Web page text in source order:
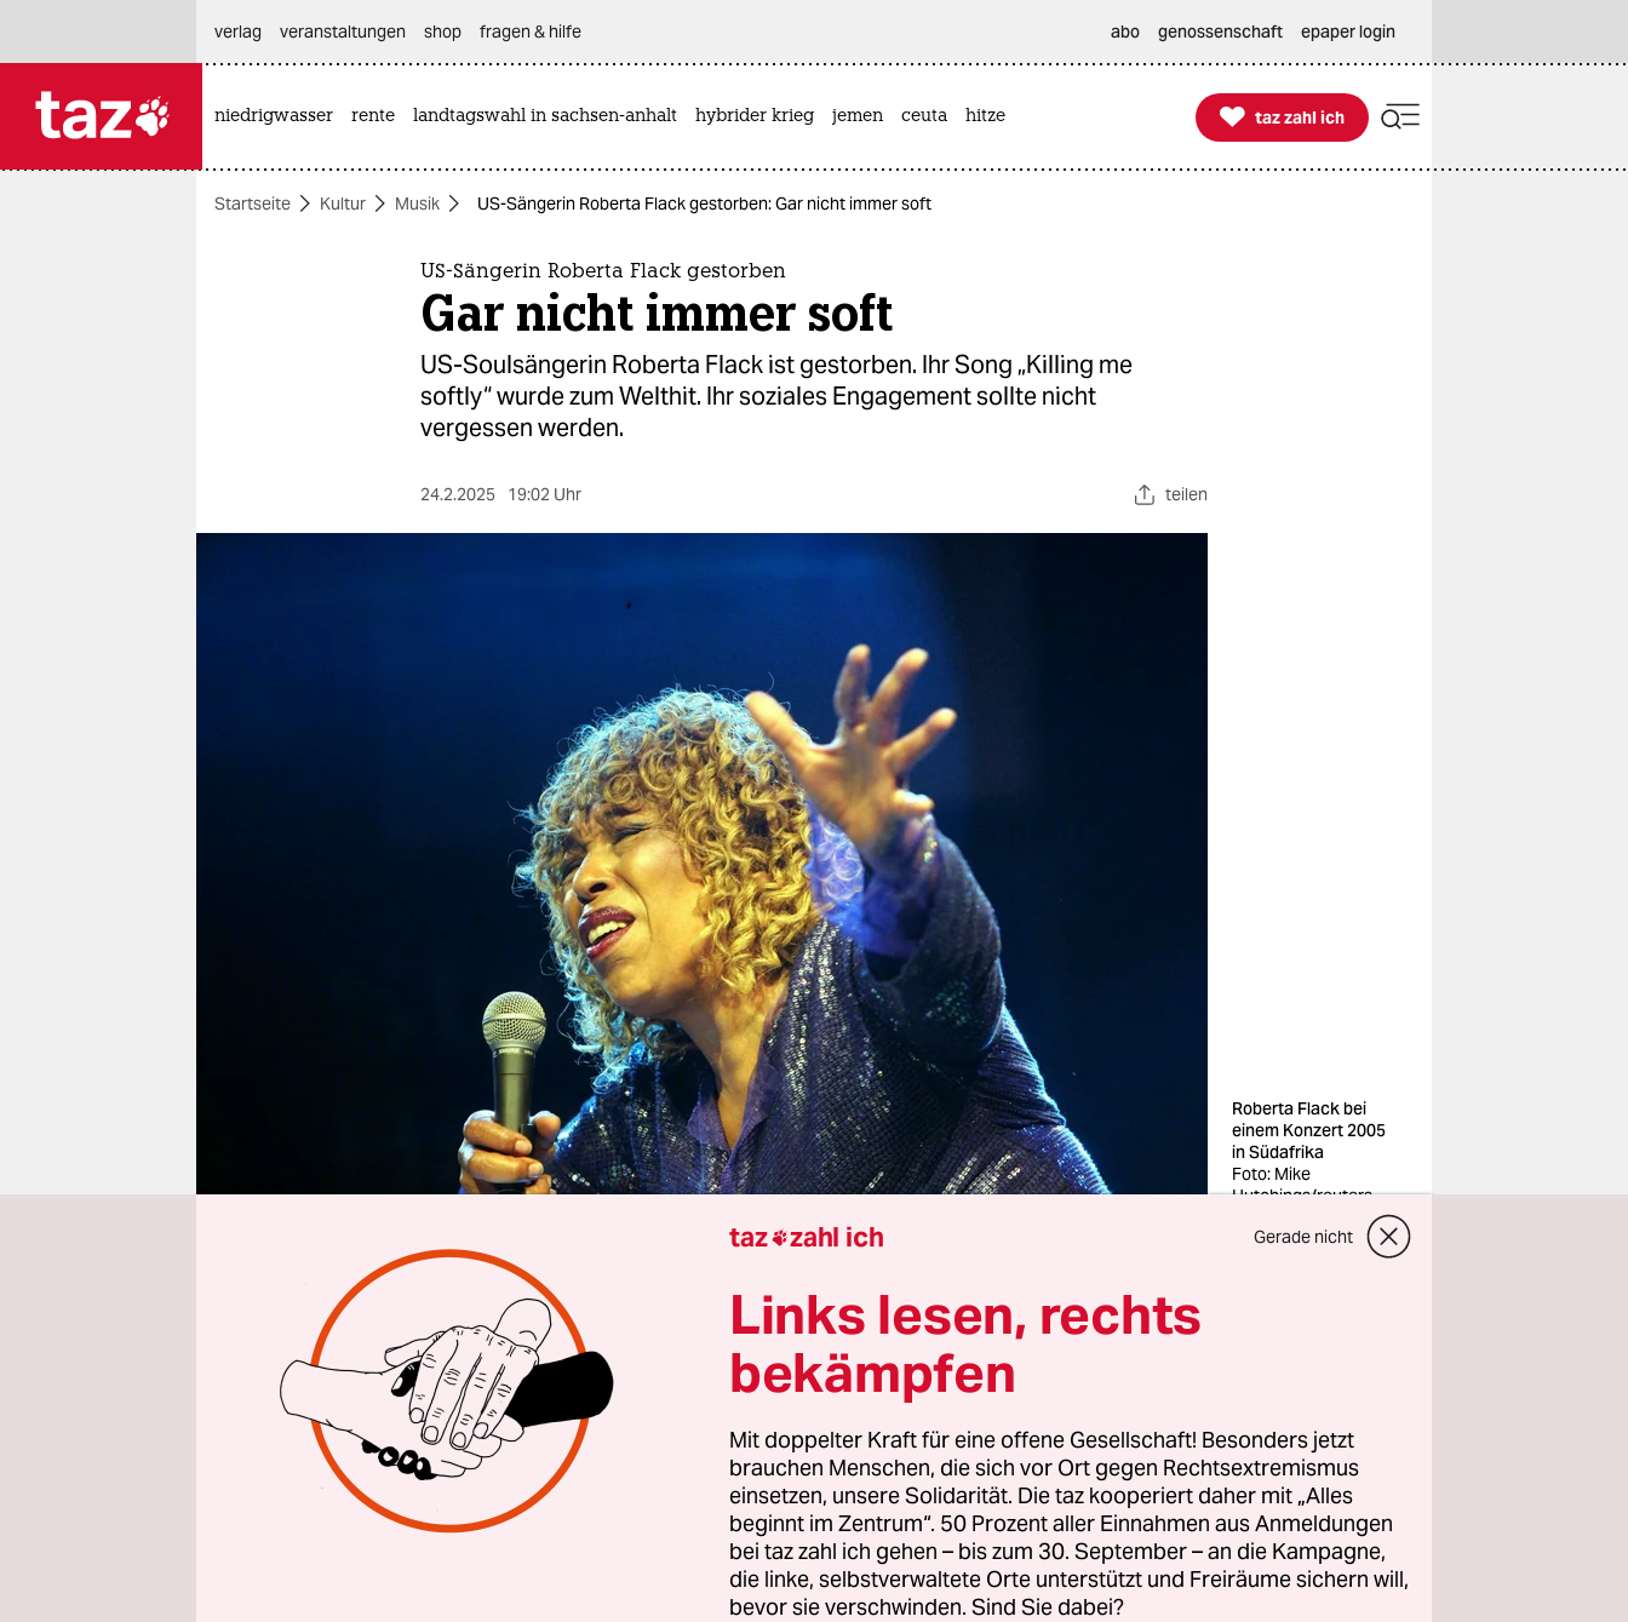
themen
verlag
veranstaltungen shop fragen & hilfe abo genossenschaft epaper login
niedrigwasser rente landtagswahl in sachsen-anhalt hybrider krieg jemen ceuta hitze 
taz zahl ich
taz zahl ich
Startseite Kultur Musik US-Sängerin Roberta Flack gestorben: Gar nicht immer soft
US-Sängerin Roberta Flack gestorben
Gar nicht immer soft
US-Soulsängerin Roberta Flack ist gestorben. Ihr Song „Killing me
softly“ wurde zum Welthit. Ihr soziales Engagement sollte nicht
vergessen werden.
24.2.2025 19:02 Uhr teilen
Roberta Flack bei
einem Konzert 2005
in Südafrika
Foto: Mike
Hutchings/reuters
VonJulian Weber
Bevor Roberta Flack 1973 mit dem Hit „Killing me softly (with this
song)“ auch in Europa bekannt wurde, war sie schon ein Star in den
USA. Bekannt wurde sie dadurch, weil der Regisseur und Schauspieler
Clint Eastwood Flacks Song „The First Time I Ever Saw Your Face“ im
Soundtrack seines Films „Play Misty for Me“ (Deutscher Titel: Sadistico)
in einer Schlüsselszene einsetzte.
taz zahl ich Gerade nicht
Links lesen, rechts
bekämpfen
Mit doppelter Kraft für eine offene Gesellschaft! Besonders jetzt
brauchen Menschen, die sich vor Ort gegen Rechtsextremismus
einsetzen, unsere Solidarität. Die taz kooperiert daher mit „Alles
beginnt im Zentrum“. 50 Prozent aller Einnahmen aus Anmeldungen
bei taz zahl ich gehen – bis zum 30. September – an die Kampagne,
die linke, selbstverwaltete Orte unterstützt und Freiräume sichern will,
bevor sie verschwinden. Sind Sie dabei?